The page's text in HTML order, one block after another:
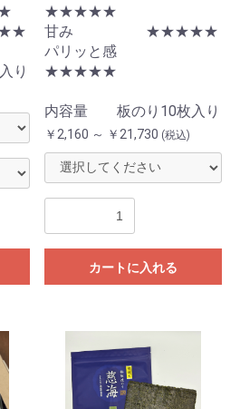
り
★★★★★
甘み ★★★★★
パリッと感
★★★★★
内容量 板のり10枚入り
￥2,160 ～ ￥21,730 (税込)
カートに入れる